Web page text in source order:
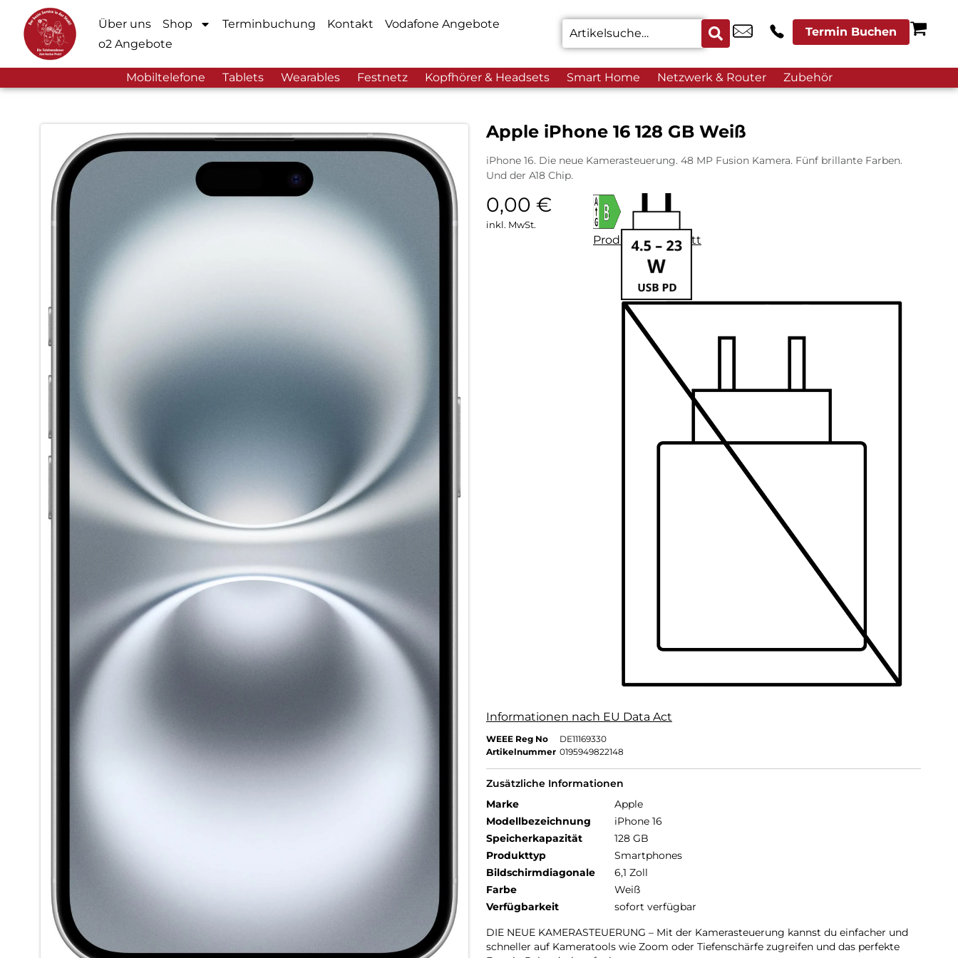
Über uns Shop Terminbuchung Kontakt
Vodafone Angebote
o2 Angebote
Termin Buchen
Mobiltelefone Tablets Wearables Festnetz Kopfhörer & Headsets Smart Home Netzwerk & Router Zubehör
Apple iPhone 16 128 GB Weiß
iPhone 16. Die neue Kamerasteuerung. 48 MP Fusion Kamera. Fünf brillante Farben.
Und der A18 Chip.
0,00 €
inkl. MwSt.
Produktdatenblatt
Informationen nach EU Data Act
WEEE Reg No
DE11169330
Artikelnummer 0195949822148
Zusätzliche Informationen
Marke
Apple
Modellbezeichnung
iPhone 16
Speicherkapazität
128 GB
Produkttyp
Smartphones
Bildschirmdiagonale
6,1 Zoll
Farbe
Weiß
Verfügbarkeit
sofort verfügbar
DIE NEUE KAMERASTEUERUNG – Mit der Kamerasteuerung kannst du einfacher und
schneller auf Kameratools wie Zoom oder Tiefenschärfe zugreifen und das perfekte